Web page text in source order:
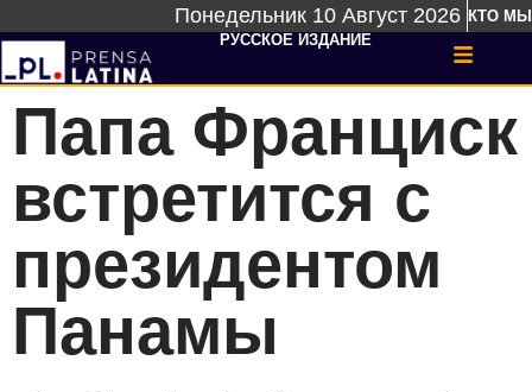
Понедельник 10 Август 2026 КТО МЫ
РУССКОЕ ИЗДАНИЕ
Папа Франциск
встретится с
президентом
Панамы